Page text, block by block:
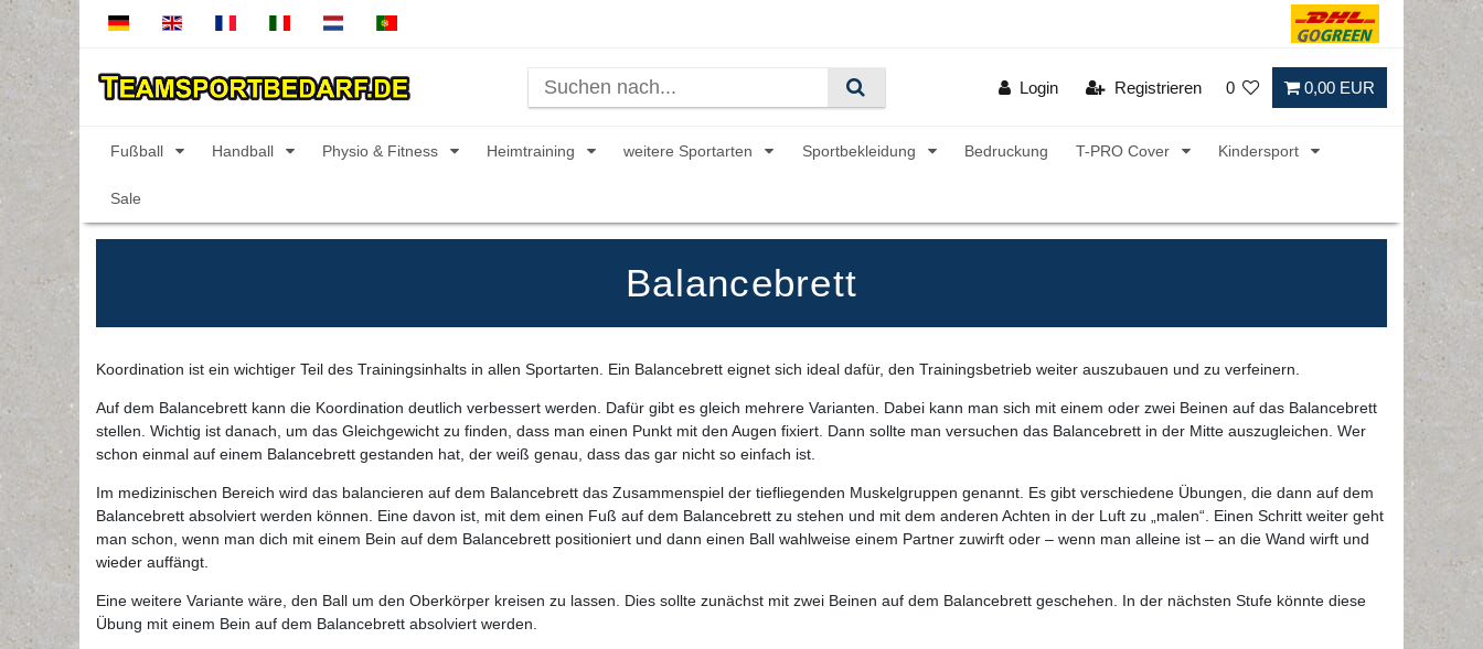
Login Registrieren 0 0,00 EUR
Fußball Handball Physio & Fitness Heimtraining weitere Sportarten Sportbekleidung Bedruckung T-PRO Cover Kindersport
Sale
Balancebrett
Koordination ist ein wichtiger Teil des Trainingsinhalts in allen Sportarten. Ein Balancebrett eignet sich ideal dafür, den Trainingsbetrieb weiter auszubauen und zu verfeinern.
Auf dem Balancebrett kann die Koordination deutlich verbessert werden. Dafür gibt es gleich mehrere Varianten. Dabei kann man sich mit einem oder zwei Beinen auf das Balancebrett
stellen. Wichtig ist danach, um das Gleichgewicht zu finden, dass man einen Punkt mit den Augen fixiert. Dann sollte man versuchen das Balancebrett in der Mitte auszugleichen. Wer
schon einmal auf einem Balancebrett gestanden hat, der weiß genau, dass das gar nicht so einfach ist.
Im medizinischen Bereich wird das balancieren auf dem Balancebrett das Zusammenspiel der tiefliegenden Muskelgruppen genannt. Es gibt verschiedene Übungen, die dann auf dem
Balancebrett absolviert werden können. Eine davon ist, mit dem einen Fuß auf dem Balancebrett zu stehen und mit dem anderen Achten in der Luft zu „malen“. Einen Schritt weiter geht
man schon, wenn man dich mit einem Bein auf dem Balancebrett positioniert und dann einen Ball wahlweise einem Partner zuwirft oder – wenn man alleine ist – an die Wand wirft und
wieder auffängt.
Eine weitere Variante wäre, den Ball um den Oberkörper kreisen zu lassen. Dies sollte zunächst mit zwei Beinen auf dem Balancebrett geschehen. In der nächsten Stufe könnte diese
Übung mit einem Bein auf dem Balancebrett absolviert werden.